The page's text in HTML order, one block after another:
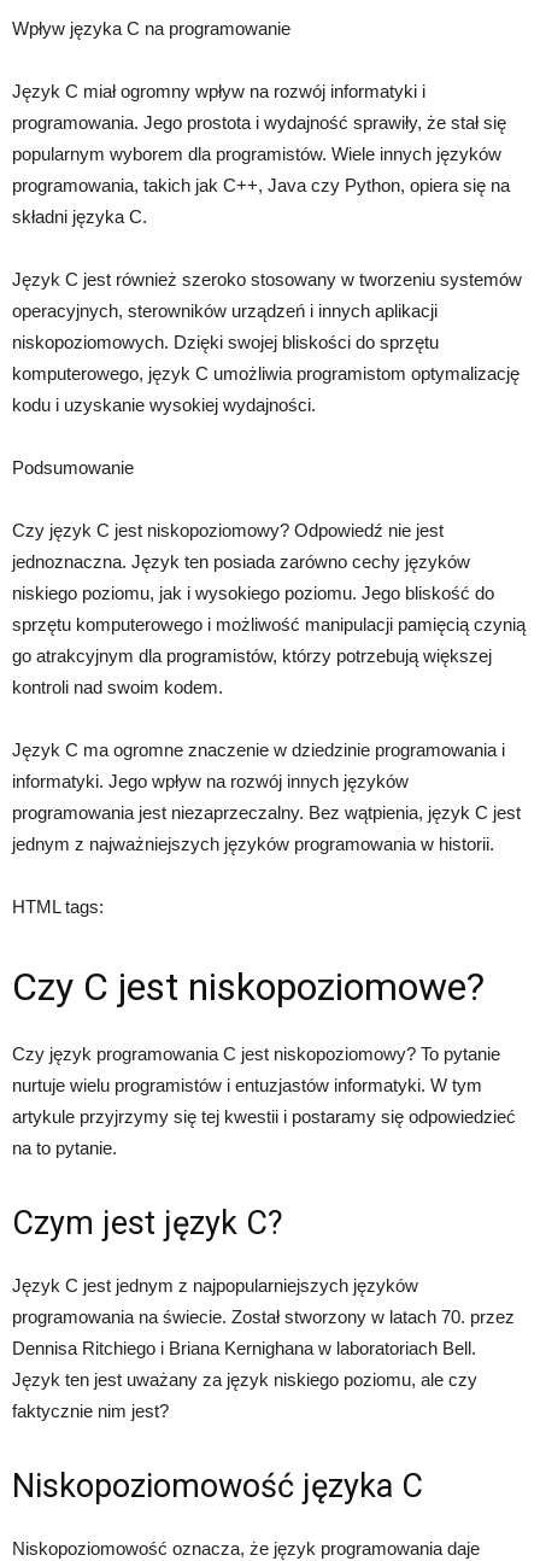
Wpływ języka C na programowanie
Język C miał ogromny wpływ na rozwój informatyki i
programowania. Jego prostota i wydajność sprawiły, że stał się
popularnym wyborem dla programistów. Wiele innych języków
programowania, takich jak C++, Java czy Python, opiera się na
składni języka C.
Język C jest również szeroko stosowany w tworzeniu systemów
operacyjnych, sterowników urządzeń i innych aplikacji
niskopoziomowych. Dzięki swojej bliskości do sprzętu
komputerowego, język C umożliwia programistom optymalizację
kodu i uzyskanie wysokiej wydajności.
Podsumowanie
Czy język C jest niskopoziomowy? Odpowiedź nie jest
jednoznaczna. Język ten posiada zarówno cechy języków
niskiego poziomu, jak i wysokiego poziomu. Jego bliskość do
sprzętu komputerowego i możliwość manipulacji pamięcią czynią
go atrakcyjnym dla programistów, którzy potrzebują większej
kontroli nad swoim kodem.
Język C ma ogromne znaczenie w dziedzinie programowania i
informatyki. Jego wpływ na rozwój innych języków
programowania jest niezaprzeczalny. Bez wątpienia, język C jest
jednym z najważniejszych języków programowania w historii.
HTML tags:
Czy C jest niskopoziomowe?
Czy język programowania C jest niskopoziomowy? To pytanie
nurtuje wielu programistów i entuzjastów informatyki. W tym
artykule przyjrzymy się tej kwestii i postaramy się odpowiedzieć
na to pytanie.
Czym jest język C?
Język C jest jednym z najpopularniejszych języków
programowania na świecie. Został stworzony w latach 70. przez
Dennisa Ritchiego i Briana Kernighana w laboratoriach Bell.
Język ten jest uważany za język niskiego poziomu, ale czy
faktycznie nim jest?
Niskopoziomowość języka C
Niskopoziomowość oznacza, że język programowania daje